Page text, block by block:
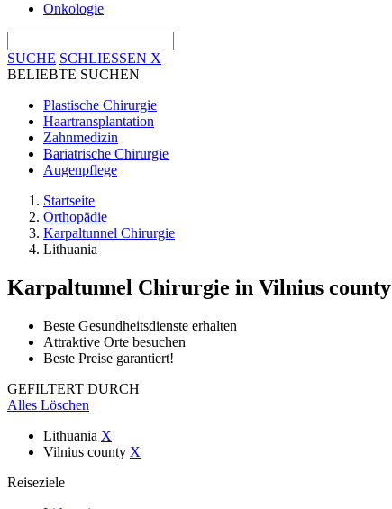
Onkologie
SUCHE SCHLIESSEN X
BELIEBTE SUCHEN
Plastische Chirurgie
Haartransplantation
Zahnmedizin
Bariatrische Chirurgie
Augenpflege
Startseite
Orthopädie
Karpaltunnel Chirurgie
Lithuania
Karpaltunnel Chirurgie in Vilnius county
Beste Gesundheitsdienste erhalten
Attraktive Orte besuchen
Beste Preise garantiert!
GEFILTERT DURCH
Alles Löschen
Lithuania X
Vilnius county X
Reiseziele